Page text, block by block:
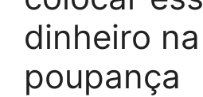
dinheiro na
poupança